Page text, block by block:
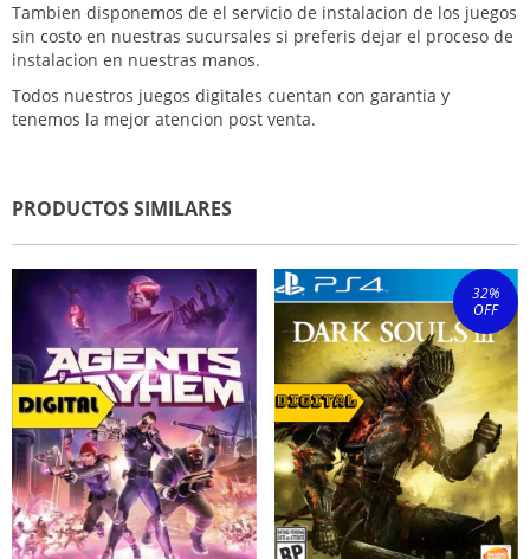
Tambien disponemos de el servicio de instalacion de los juegos
sin costo en nuestras sucursales si preferis dejar el proceso de
instalacion en nuestras manos.
Todos nuestros juegos digitales cuentan con garantia y
tenemos la mejor atencion post venta.
PRODUCTOS SIMILARES
32%
OFF